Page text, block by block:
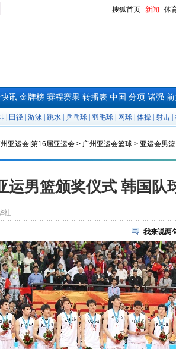
搜狐首页-新闻 -体
快讯 金牌榜 赛程赛果 转播表 中国 分项 诸强
田径 游泳 跳水 乒乓球 羽毛球 网球 体操 射击
亚运会|第16届亚运会 > 广州亚运会篮球 > 亚运会男篮
运男篮颁奖仪式 韩国队
社
我来说两